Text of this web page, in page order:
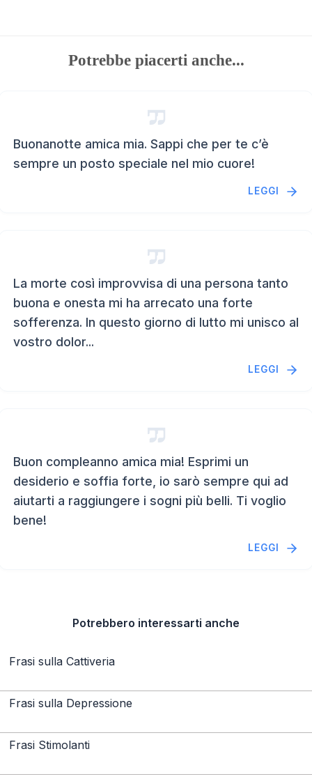
Potrebbe piacerti anche...
Buonanotte amica mia. Sappi che per te c’è
sempre un posto speciale nel mio cuore!
LEGGI
La morte così improvvisa di una persona tanto
buona e onesta mi ha arrecato una forte
sofferenza. In questo giorno di lutto mi unisco al
vostro dolor...
LEGGI
Buon compleanno amica mia! Esprimi un
desiderio e soffia forte, io sarò sempre qui ad
aiutarti a raggiungere i sogni più belli. Ti voglio
bene!
LEGGI
Potrebbero interessarti anche
Frasi sulla Cattiveria
Frasi sulla Depressione
Frasi Stimolanti